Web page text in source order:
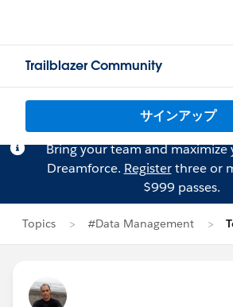
Trailblazer Community
サインアップ
Bring your team and
Dreamforce. Registerthree or
$999 passes.
Topics #Data Management